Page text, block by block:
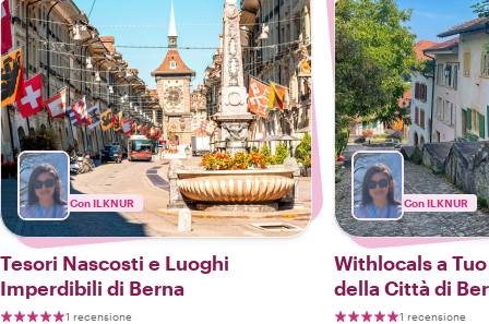
Con ILKNUR
Tesori Nascosti e Luoghi
Imperdibili di Berna
1 recensione
Con ILKNUR
Withlocals a
della Città di
1 recensione